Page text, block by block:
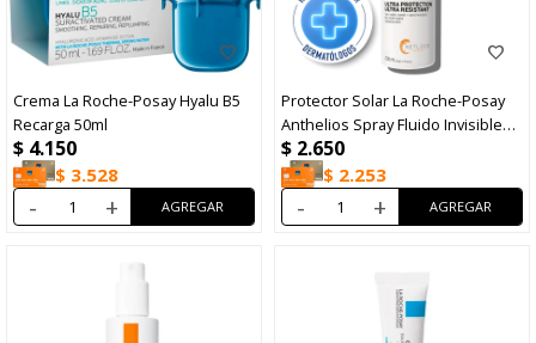
Crema La Roche-Posay Hyalu B5
Recarga 50ml
$ 4.150
$ 3.528
- +
Protector Solar La Roche-Posay
Anthelios Spray Fluido Invisible
FPS50+ 200ml
$ 2.650
$ 2.253
- +